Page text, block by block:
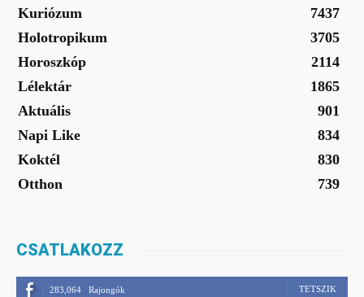
Kuriózum
7437
Holotropikum
3705
Horoszkóp
2114
Lélektár
1865
Aktuális
901
Napi Like
834
Koktél
830
Otthon
739
CSATLAKOZZ
283,064 Rajongók TETSZIK